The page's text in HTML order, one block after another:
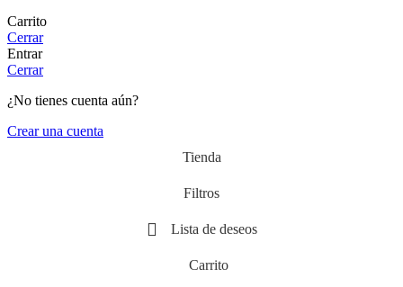
Carrito
Cerrar
Entrar
Cerrar
¿No tienes cuenta aún?
Crear una cuenta
Tienda
Filtros
Lista de deseos
Carrito